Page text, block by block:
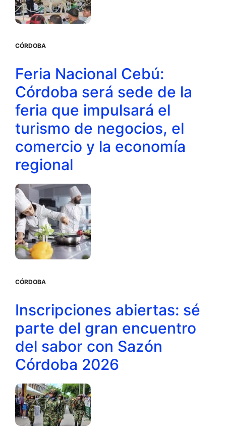
CÓRDOBA
Feria Nacional Cebú:
Córdoba será sede de la
feria que impulsará el
turismo de negocios, el
comercio y la economía
regional
CÓRDOBA
Inscripciones abiertas: sé
parte del gran encuentro
del sabor con Sazón
Córdoba 2026